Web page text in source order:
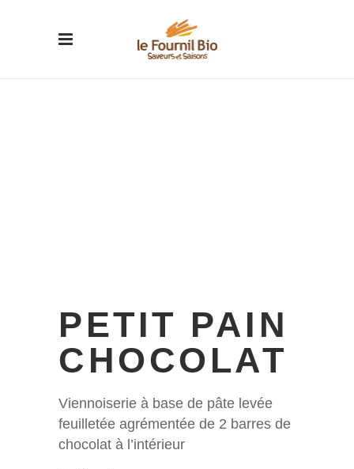
PETIT PAIN
CHOCOLAT
Viennoiserie à base de pâte levée
feuilletée agrémentée de 2 barres de
chocolat à l’intérieur